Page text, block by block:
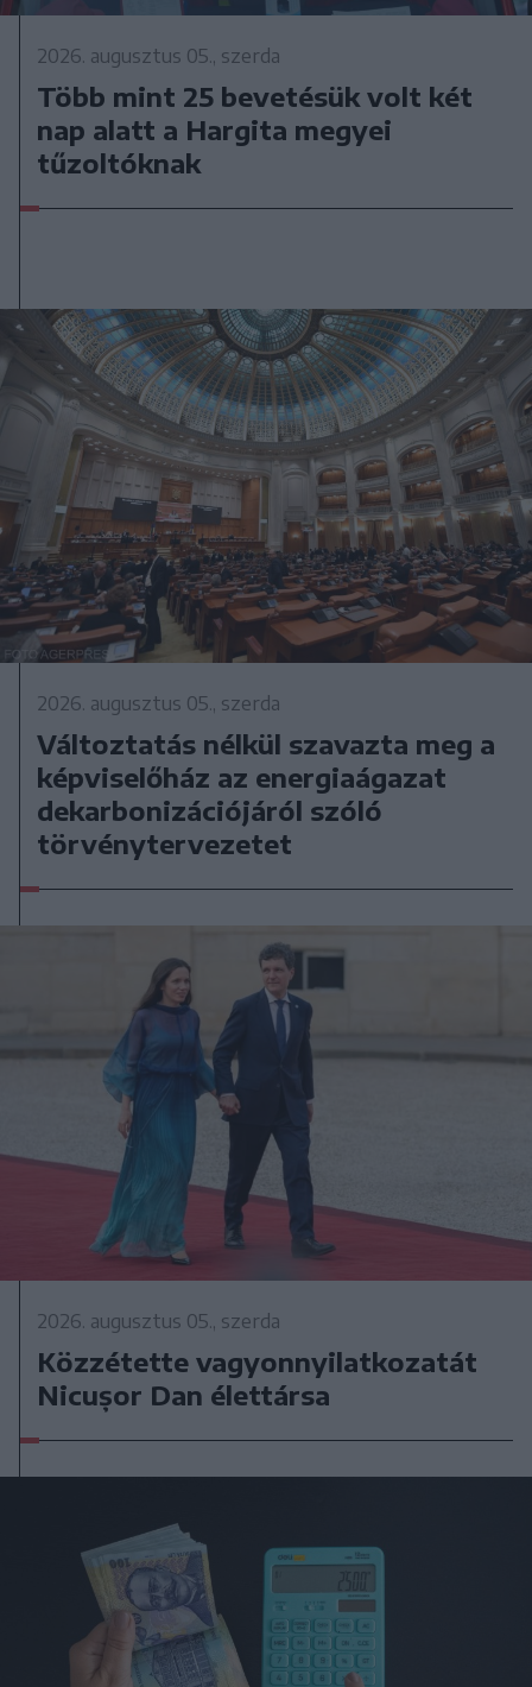
2026. augusztus 05., szerda
Több mint 25 bevetésük volt két
nap alatt a Hargita megyei
tűzoltóknak
2026. augusztus 05., szerda
Változtatás nélkül szavazta meg a
képviselőház az energiaágazat
dekarbonizációjáról szóló
törvénytervezetet
2026. augusztus 05., szerda
Közzétette vagyonnyilatkozatát
Nicușor Dan élettársa